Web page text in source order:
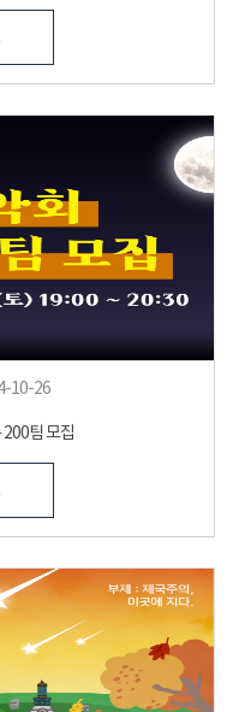
10-26
팀 모집